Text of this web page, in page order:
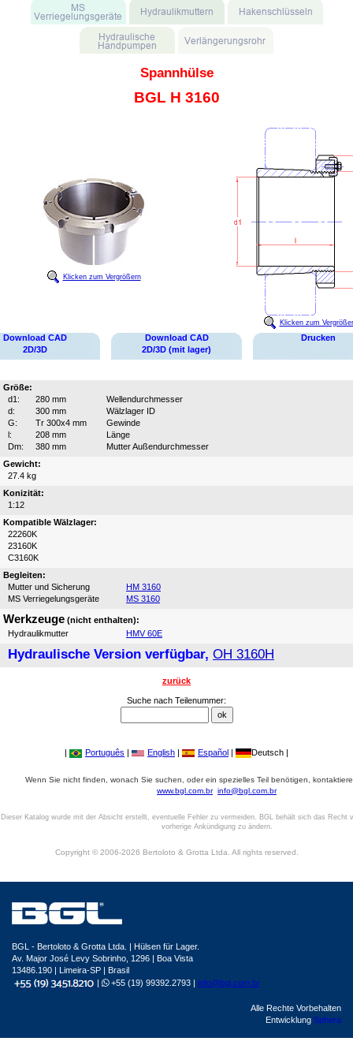
Spannhülse
BGL H 3160
Klicken zum Vergrößern
Klicken zum
Download CAD
2D/3D
Download CAD
2D/3D (mit lager)
Drucken
Größe:
d1:
280 mm
Wellendurchmesser
d:
300 mm
Wälzlager ID
G:
Tr 300x4 mm
Gewinde
l:
208 mm
Länge
Dm:
380 mm
Mutter Außendurchmesser
Gewicht:
27.4 kg
Konizität:
1:12
Kompatible Wälzlager:
22260K
23160K
C3160K
Begleiten:
Mutter und Sicherung
HM 3160
MS Verriegelungsgeräte
MS 3160
Werkzeuge (nicht enthalten):
Hydraulikmutter
HMV 60E
Hydraulische Version verfügbar, OH 3160H
zurück
Suche nach Teilenummer:
| Português | English | Español | Deutsch |
Wenn Sie nicht finden, wonach Sie suchen, oder ein spezielles Teil benötigen,
www.bgl.com.br info@bgl.com.br
Dieser Katalog wurde mit der Absicht erstellt, eventuelle Fehler zu vermeiden. BGL behält sich das Recht
vorherige Ankündigung zu ändern.
Copyright © 2006-2026 Bertoloto & Grotta Ltda. All rights reserved.
BGL - Bertoloto & Grotta Ltda. | Hülsen für Lager.
Av. Major José Levy Sobrinho, 1296 | Boa Vista
13486.190 | Limeira-SP | Brasil
|
+55 (19) 99392.2793 | info@bgl.com.br
Alle Rechte Vorbehalten
Entwicklung Sphera